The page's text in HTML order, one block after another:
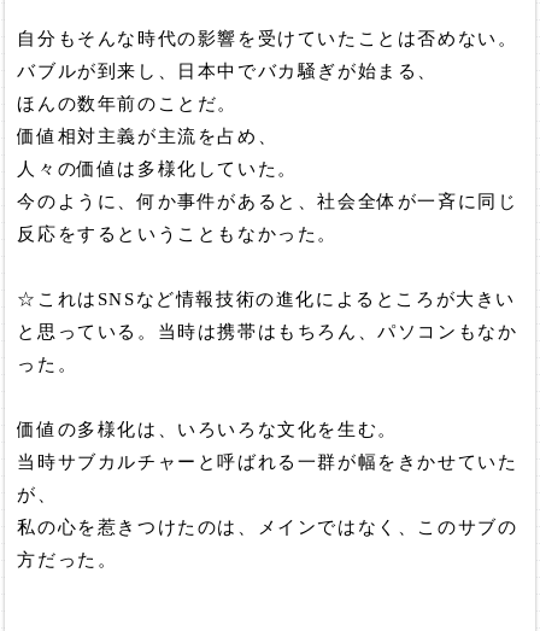
自分もそんな時代の影響を受けていたことは否めない。
バブルが到来し、日本中でバカ騒ぎが始まる、
ほんの数年前のことだ。
価値相対主義が主流を占め、
人々の価値は多様化していた。
今のように、何か事件があると、社会全体が一斉に同じ
反応をするということもなかった。
☆これはSNSなど情報技術の進化によるところが大きい
と思っている。当時は携帯はもちろん、パソコンもなか
った。
価値の多様化は、いろいろな文化を生む。
当時サブカルチャーと呼ばれる一群が幅をきかせていた
が、
私の心を惹きつけたのは、メインではなく、このサブの
方だった。